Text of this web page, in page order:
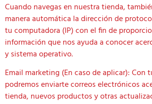
Cuando navegas en nuestra tienda,
manera automática la dirección de
tu computadora (IP) con el fin de
información que nos ayuda a conocer
y sistema operativo.
Email marketing (En caso de aplicar): Con
podremos enviarte correos electrónicos
tienda, nuevos productos y otras